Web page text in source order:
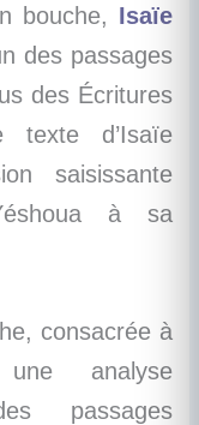
bouche, Isaïe
des passages
des Écritures
texte d’Isaïe
saisissante
à sa
consacrée à
analyse
passages